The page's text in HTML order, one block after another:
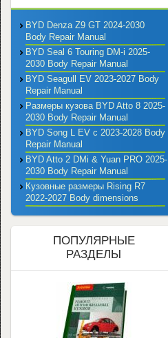
BYD Denza Z9 GT 2024-2030
Body Repair Manual
BYD Seal 6 Touring DM-i 2025-
2030 Body Repair Manual
BYD Seagull EV 2023-2027 Body
Repair Manual
Размеры кузова BYD Atto 8 2025-
2030 Body Repair Manual
BYD Song L EV с 2023-2028 Body
Repair Manual
BYD Atto 2 DMi & Yuan PRO 2025-
2030 Body Repair Manual
Кузовные размеры Rising R7
2022-2027 Body dimensions
ПОПУЛЯРНЫЕ
РАЗДЕЛЫ